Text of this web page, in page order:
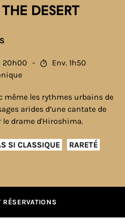
desert
20h00
Env. 1h50
même les rythmes urbains de
arides d’une cantate de
le drame d'Hiroshima.
SI CLASSIQUE
RARETÉ